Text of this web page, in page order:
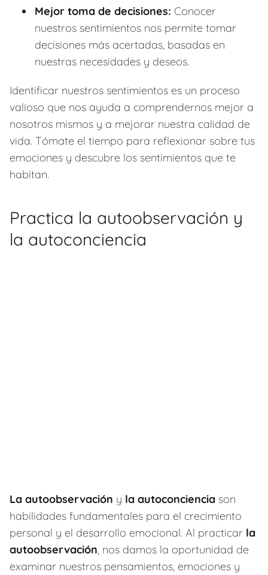
Mejor toma de decisiones: Conocer
nuestros sentimientos nos permite tomar
decisiones más acertadas, basadas en
nuestras necesidades y deseos.
Identificar nuestros sentimientos es un proceso
valioso que nos ayuda a comprendernos mejor a
nosotros mismos y a mejorar nuestra calidad de
vida. Tómate el tiempo para reflexionar sobre tus
emociones y descubre los sentimientos que te
habitan.
Practica la autoobservación y
la autoconciencia
La autoobservación y la autoconciencia son
habilidades fundamentales para el crecimiento
personal y el desarrollo emocional. Al practicar la
autoobservación, nos damos la oportunidad de
examinar nuestros pensamientos, emociones y